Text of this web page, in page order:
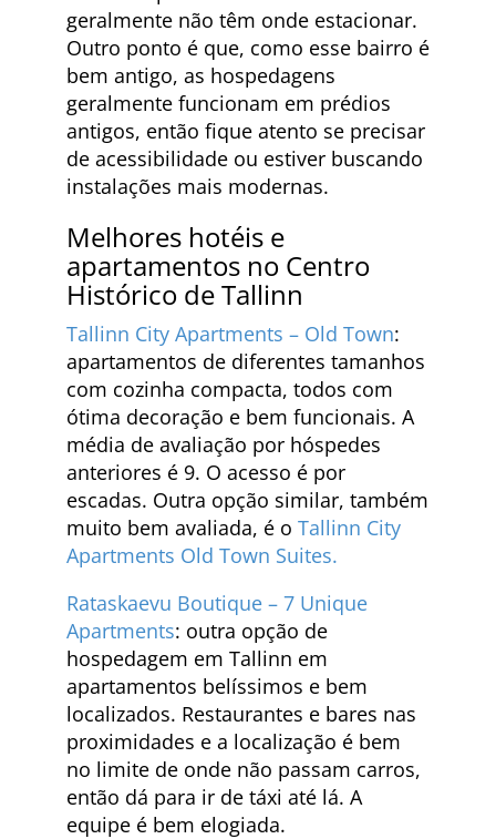
geralmente não têm onde estacionar.
Outro ponto é que, como esse bairro é
bem antigo, as hospedagens
geralmente funcionam em prédios
antigos, então fique atento se precisar
de acessibilidade ou estiver buscando
instalações mais modernas.
Melhores hotéis e
apartamentos no Centro
Histórico de Tallinn
Tallinn City Apartments – Old Town:
apartamentos de diferentes tamanhos
com cozinha compacta, todos com
ótima decoração e bem funcionais. A
média de avaliação por hóspedes
anteriores é 9. O acesso é por
escadas. Outra opção similar, também
muito bem avaliada, é o Tallinn City
Apartments Old Town Suites.
Rataskaevu Boutique – 7 Unique
Apartments: outra opção de
hospedagem em Tallinn em
apartamentos belíssimos e bem
localizados. Restaurantes e bares nas
proximidades e a localização é bem
no limite de onde não passam carros,
então dá para ir de táxi até lá. A
equipe é bem elogiada.